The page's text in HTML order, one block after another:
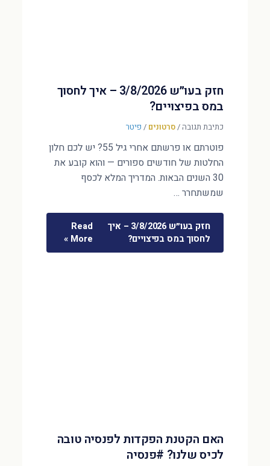
חזק בעו״ש 3/8/2026 – איך לחסוך
במס בפיצויים?
כתיבת תגובה/סרטונים / פיטר
פוטרתם או פרשתם אחרי גיל 55? יש לכם חלון
החלטות של חודשים ספורים — והוא קובע את
30 השנים הבאות. המדריך המלא לכסף
שמשתחרר …
חזק בעו״ש 3/8/2026 – איך
לחסוך במס בפיצויים?
Read
More »
האם הקטנת הפקדות לפנסיה טובה
לכיס שלנו? #פנסיה